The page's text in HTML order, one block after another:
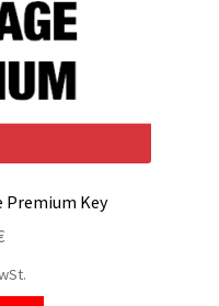
Premium Key